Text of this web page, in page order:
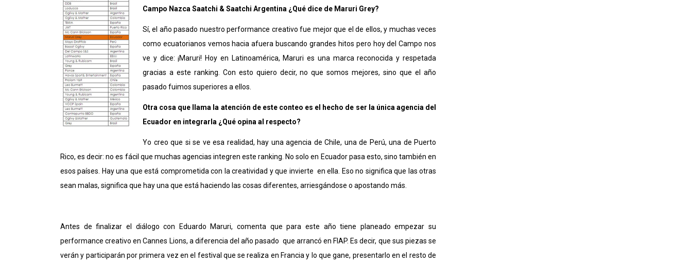
Campo Nazca Saatchi & Saatchi Argentina ¿Qué dice de Maruri Grey?
Sí, el año pasado nuestro performance creativo fue mejor que el de ellos, y muchas veces
como ecuatorianos vemos hacia afuera buscando grandes hitos pero hoy del Campo nos
ve y dice: ¡Maruri! Hoy en Latinoamérica, Maruri es una marca reconocida y respetada
gracias a este ranking. Con esto quiero decir, no que somos mejores, sino que el año
pasado fuimos superiores a ellos.
Otra cosa que llama la atención de este conteo es el hecho de ser la única agencia del
Ecuador en integrarla ¿Qué opina al respecto?
Yo creo que si se ve esa realidad, hay una agencia de Chile, una de Perú, una de Puerto
Rico, es decir: no es fácil que muchas agencias integren este ranking. No solo en Ecuador pasa esto, sino también en
esos países. Hay una que está comprometida con la creatividad y que invierte en ella. Eso no significa que las otras
sean malas, significa que hay una que está haciendo las cosas diferentes, arriesgándose o apostando más.
Antes de finalizar el diálogo con Eduardo Maruri, comenta que para este año tiene planeado empezar su
performance creativo en Cannes Lions, a diferencia del año pasado que arrancó en FIAP. Es decir, que sus piezas se
verán y participarán por primera vez en el festival que se realiza en Francia y lo que gane, presentarlo en el resto de